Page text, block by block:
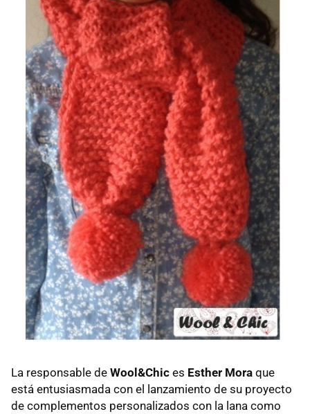
La responsable de Wool&Chic es Esther Mora que
está entusiasmada con el lanzamiento de su proyecto
de complementos personalizados con la lana como